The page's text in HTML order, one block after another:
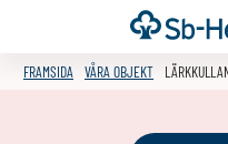
Till
innehållet
Framsida
FRAMSIDA VÅRA OBJEKT